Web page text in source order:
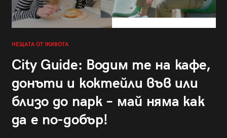
НЕЩАТА ОТ ЖИВОТА
City Guide: Водим те на кафе,
донъти и коктейли във или
близо до парк – май няма как
да е по-добър!